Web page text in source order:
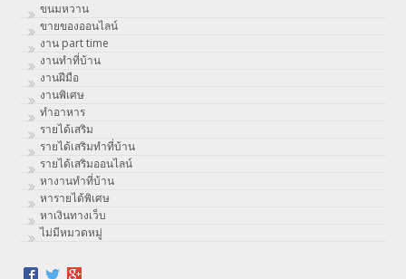
ขนมหวาน
ขายของออนไลน์
งาน part time
งานทําที่บ้าน
งานฝีมือ
งานพิเศษ
ทําอาหาร
รายได้เสริม
รายได้เสริมทำที่บ้าน
รายได้เสริมออนไลน์
หางานทำที่บ้าน
หารายได้พิเศษ
หาเงินทางเว็บ
ไม่มีหมวดหมู่